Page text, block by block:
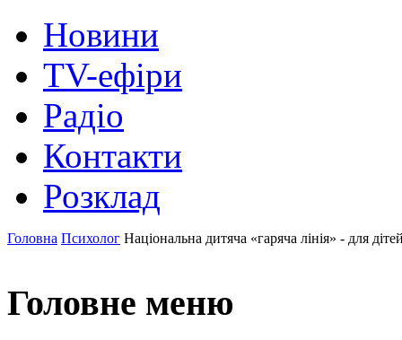
Новини
TV-ефіри
Радіо
Контакти
Розклад
Головна Психолог Національна дитяча «гаряча лінія» - для
Головне меню